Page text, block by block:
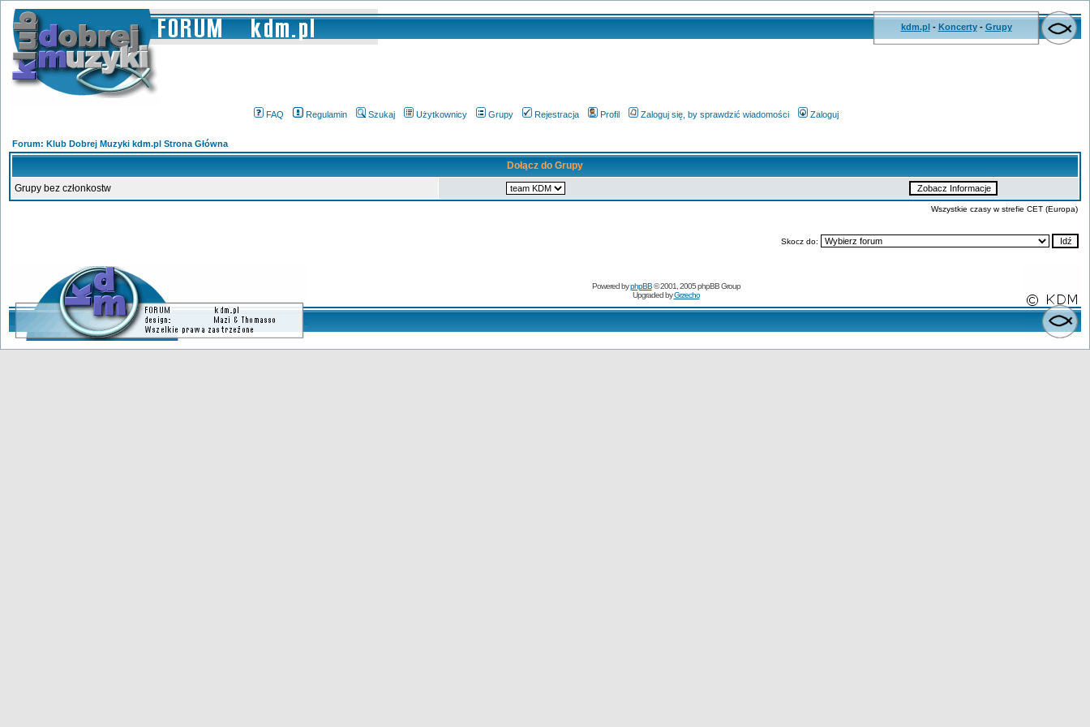
kdm.pl- Koncerty- Grupy
FAQ Regulamin Szukaj Użytkownicy Grupy Rejestracja Profil Zaloguj się, by sprawdzić wiadomości Zaloguj
Forum: Klub Dobrej Muzyki kdm.pl Strona Główna
Dołącz do Grupy
Grupy bez członkostw
Wszystkie czasy w strefie CET (Europa)
Skocz do:
Powered byphpBB© 2001, 2005 phpBB Group
Upgraded byGrzecho